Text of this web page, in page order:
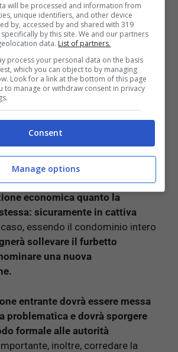
di condominio che confonde
con quello comune o che se
Animali domestici in condominio:
dunque, ai sensi della legge
economica quanto la
sicuramente in cattiva
essendo il condominio intero
sollevare il furbetto
una nuova
entrante dovrà essere messa
problematica e dovrà sporgere
formale alle autorità
importante, inoltre, corredare la
will be processed and information from
unique identifiers, and other device
by, accessed by and shared with 319
by this site. We and our partners
data. List of partners.
process your personal data on the basis
which you can object to by managing
Look for a link at the bottom of this page
to manage or withdraw consent in privacy
Consent
Manage options